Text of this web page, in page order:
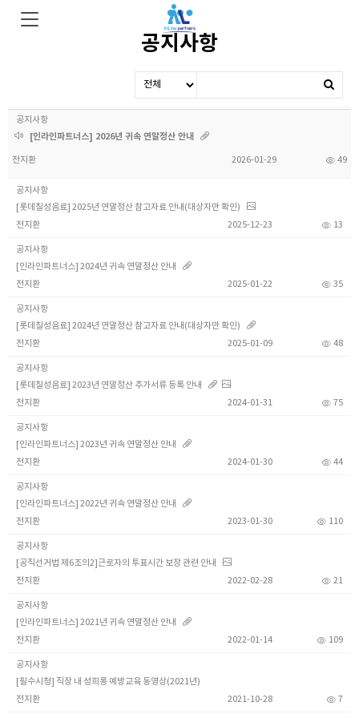
공지사항
공지사항
[인라인파트너스] 2026년 귀속 연말정산 안내
전지환 49
2026-01-29
공지사항
[롯데칠성음료] 2025년 연말정산 참고자료 안내(대상자만 확인)
전지환
13
2025-12-23
공지사항
[인라인파트너스] 2024년 귀속 연말정산 안내
전지환
35
2025-01-22
공지사항
[롯데칠성음료] 2024년 연말정산 참고자료 안내(대상자만 확인)
전지환
48
2025-01-09
공지사항
[롯데칠성음료] 2023년 연말정산 추가서류 등록 안내
전지환
75
2024-01-31
공지사항
[인라인파트너스] 2023년 귀속 연말정산 안내
전지환
44
2024-01-30
공지사항
[인라인파트너스] 2022년 귀속 연말정산 안내
전지환
110
2023-01-30
공지사항
[공직선거법 제6조의2]근로자의 투표시간 보장 관련 안내
전지환
21
2022-02-28
공지사항
[인라인파트너스] 2021년 귀속 연말정산 안내
전지환
109
2022-01-14
공지사항
[필수시청] 직장 내 성희롱 예방교육 동영상(2021년)
전지환
7
2021-10-28